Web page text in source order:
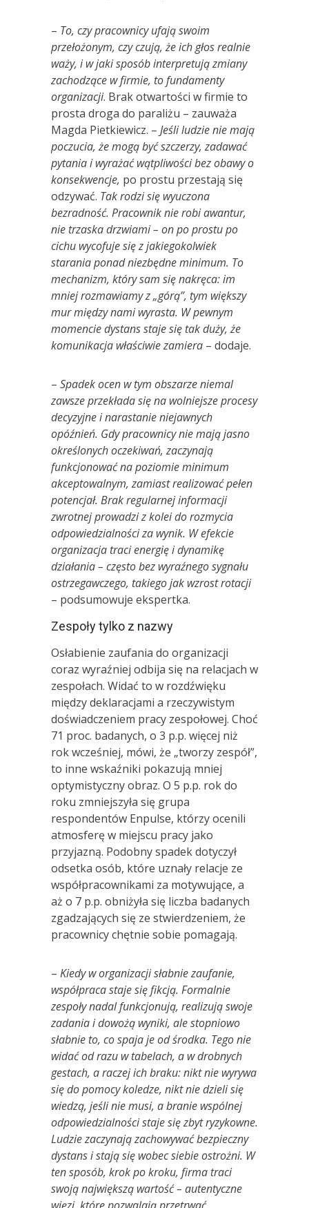
– To, czy pracownicy ufają swoim
przełożonym, czy czują, że ich głos realnie
waży, i w jaki sposób interpretują zmiany
zachodzące w firmie, to fundamenty
organizacji. Brak otwartości w firmie to
prosta droga do paraliżu – zauważa
Magda Pietkiewicz. – Jeśli ludzie nie mają
poczucia, że mogą być szczerzy, zadawać
pytania i wyrażać wątpliwości bez obawy o
konsekwencje, po prostu przestają się
odzywać. Tak rodzi się wyuczona
bezradność. Pracownik nie robi awantur,
nie trzaska drzwiami – on po prostu po
cichu wycofuje się z jakiegokolwiek
starania ponad niezbędne minimum. To
mechanizm, który sam się nakręca: im
mniej rozmawiamy z „górą”, tym większy
mur między nami wyrasta. W pewnym
momencie dystans staje się tak duży, że
komunikacja właściwie zamiera – dodaje.
– Spadek ocen w tym obszarze niemal
zawsze przekłada się na wolniejsze procesy
decyzyjne i narastanie niejawnych
opóźnień. Gdy pracownicy nie mają jasno
określonych oczekiwań, zaczynają
funkcjonować na poziomie minimum
akceptowalnym, zamiast realizować pełen
potencjał. Brak regularnej informacji
zwrotnej prowadzi z kolei do rozmycia
odpowiedzialności za wynik. W efekcie
organizacja traci energię i dynamikę
działania – często bez wyraźnego sygnału
ostrzegawczego, takiego jak wzrost rotacji
– podsumowuje ekspertka.
Zespoły tylko z nazwy
Osłabienie zaufania do organizacji
coraz wyraźniej odbija się na relacjach w
zespołach. Widać to w rozdźwięku
między deklaracjami a rzeczywistym
doświadczeniem pracy zespołowej. Choć
71 proc. badanych, o 3 p.p. więcej niż
rok wcześniej, mówi, że „tworzy zespół”,
to inne wskaźniki pokazują mniej
optymistyczny obraz. O 5 p.p. rok do
roku zmniejszyła się grupa
respondentów Enpulse, którzy ocenili
atmosferę w miejscu pracy jako
przyjazną. Podobny spadek dotyczył
odsetka osób, które uznały relacje ze
współpracownikami za motywujące, a
aż o 7 p.p. obniżyła się liczba badanych
zgadzających się ze stwierdzeniem, że
pracownicy chętnie sobie pomagają.
– Kiedy w organizacji słabnie zaufanie,
współpraca staje się fikcją. Formalnie
zespoły nadal funkcjonują, realizują swoje
zadania i dowożą wyniki, ale stopniowo
słabnie to, co spaja je od środka. Tego nie
widać od razu w tabelach, a w drobnych
gestach, a raczej ich braku: nikt nie wyrywa
się do pomocy koledze, nikt nie dzieli się
wiedzą, jeśli nie musi, a branie wspólnej
odpowiedzialności staje się zbyt ryzykowne.
Ludzie zaczynają zachowywać bezpieczny
dystans i stają się wobec siebie ostrożni. W
ten sposób, krok po kroku, firma traci
swoją największą wartość – autentyczne